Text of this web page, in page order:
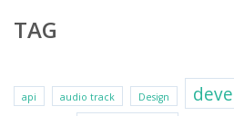
TAG
api audio track Design